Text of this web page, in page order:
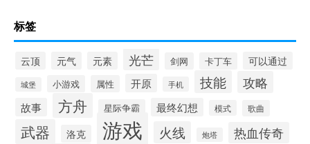
标签
云顶 元气 元素 光芒 剑网 卡丁车 可以通过
城堡 小游戏 属性 开原 手机 技能 攻略
故事 方舟 星际争霸 最终幻想 模式 歌曲
武器 洛克 游戏 火线 炮塔 热血传奇